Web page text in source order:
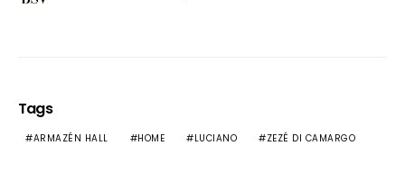
Tags
ARMAZÉN HALL HOME LUCIANO ZEZÉ DI CAMARGO